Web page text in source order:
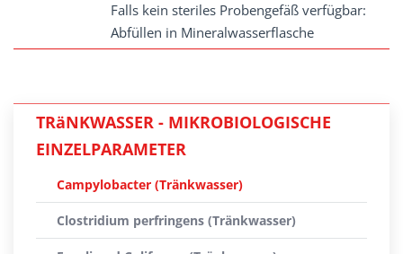
Falls kein steriles Probengefäß verfügbar:
Abfüllen in Mineralwasserflasche
TRäNKWASSER - MIKROBIOLOGISCHE
EINZELPARAMETER
Campylobacter (Tränkwasser)
Clostridium perfringens (Tränkwasser)